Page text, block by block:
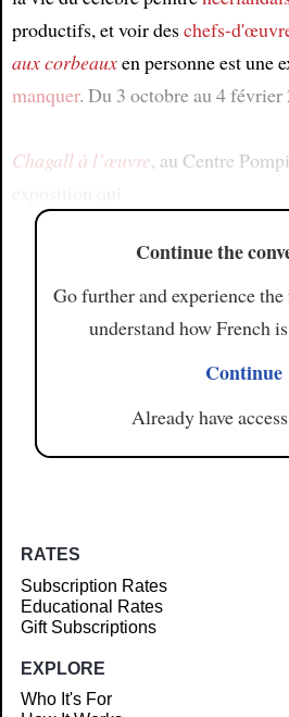
productifs, et voir deschefs-
aux corbeauxen personne est une
manquer. Du 3 octobre au 4 février
Chagall à l’œuvre, au Centre
Continue the
Go further and experience
understand how French
Continue
Already have
RATES
Subscription Rates
Educational Rates
Gift Subscriptions
EXPLORE
Who It's For